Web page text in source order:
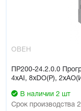
ОВЕН
ПР200-24.2.0.0
4xAI, 8xDO(Р),
В наличии 2 шт
Срок производства